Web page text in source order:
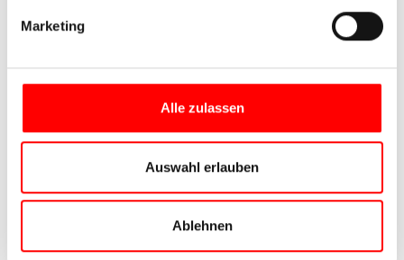
Marketing
Alle zulassen
Auswahl erlauben
Ablehnen